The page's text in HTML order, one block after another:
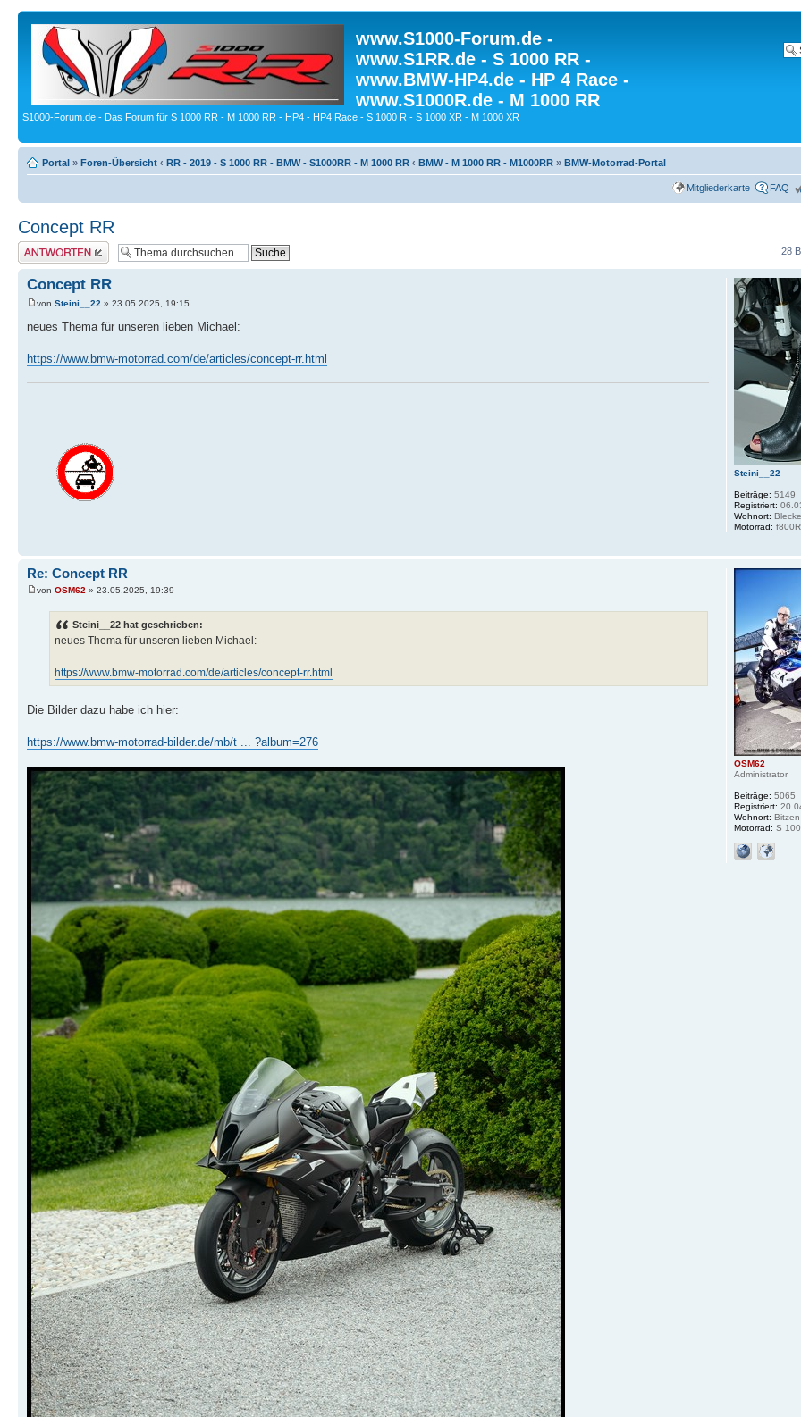
www.S1000-Forum.de -
www.S1RR.de - S 1000 RR -
www.BMW-HP4.de - HP 4 Race -
www.S1000R.de - M 1000 RR
S1000-Forum.de - Das Forum für S 1000 RR - M 1000 RR - HP4 - HP4 Race - S 1000 R - S 1000 XR - M 1000 XR
Portal » Foren-Übersicht ‹ RR - 2019 - S 1000 RR - BMW - S1000RR - M 1000 RR ‹ BMW - M 1000 RR - M1000RR » BMW-Motorrad-Portal
Mitgliederkarte FAQ
Concept RR
Antwort erstellen 28
Concept RR
von Steini__22 » 23.05.2025, 19:15
neues Thema für unseren lieben Michael:
https://www.bmw-motorrad.com/de/articles/concept-rr.html
Steini__22
Beiträge: 5149
Registriert:
Wohnort:
Motorrad: f800R
Re: Concept RR
von OSM62 » 23.05.2025, 19:39
Steini__22 hat geschrieben:
neues Thema für unseren lieben Michael:
https://www.bmw-motorrad.com/de/articles/concept-rr.html
Die Bilder dazu habe ich hier:
https://www.bmw-motorrad-bilder.de/mb/t ... ?album=276
OSM62
Administrator
Beiträge: 5065
Registriert:
Wohnort: Bitzen
Motorrad: S